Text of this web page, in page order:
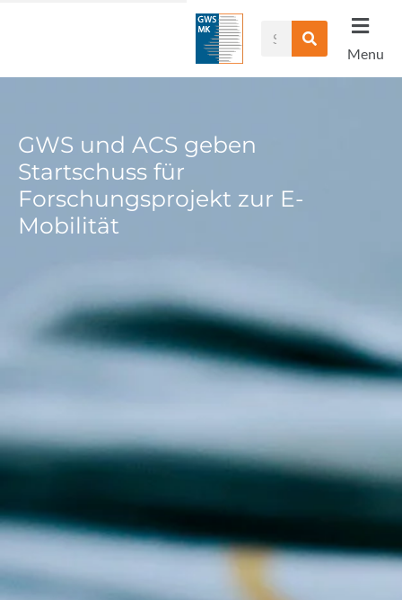
Menu
Suche
GWS und ACS geben
Startschuss für
Forschungsprojekt zur E-
Mobilität